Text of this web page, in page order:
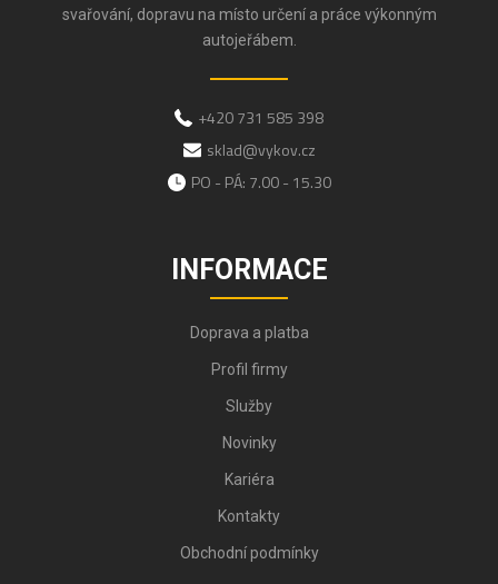
svařování, dopravu na místo určení a práce výkonným
autojeřábem.
+420 731 585 398
sklad@vykov.cz
PO - PÁ: 7.00 - 15.30
INFORMACE
Doprava a platba
Profil firmy
Služby
Novinky
Kariéra
Kontakty
Obchodní podmínky